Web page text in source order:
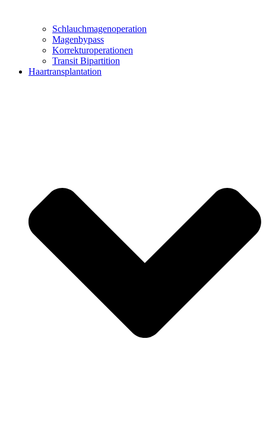
Schlauchmagenoperation
Magenbypass
Korrekturoperationen
Transit Bipartition
Haartransplantation